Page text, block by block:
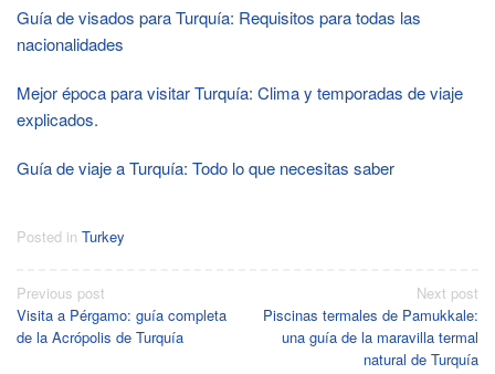
Guía de visados ​​para Turquía: Requisitos para todas las
nacionalidades
Mejor época para visitar Turquía: Clima y temporadas de viaje
explicados.
Guía de viaje a Turquía: Todo lo que necesitas saber
Posted in Turkey
Post
navigation
Previous post
Visita a Pérgamo: guía completa
de la Acrópolis de Turquía
Next post
Piscinas termales de Pamukkale:
una guía de la maravilla termal
natural de Turquía